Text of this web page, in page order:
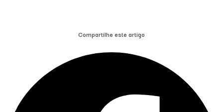
Compartilhe este artigo